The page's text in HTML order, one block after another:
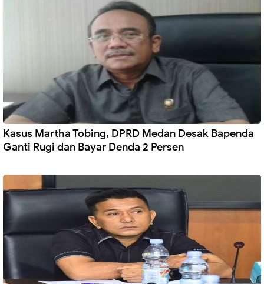
Kasus Martha Tobing, DPRD Medan Desak Bapenda
Ganti Rugi dan Bayar Denda 2 Persen